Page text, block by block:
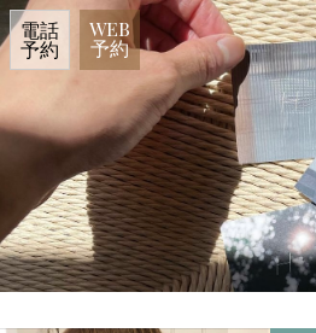
電話
予約
WEB
予約